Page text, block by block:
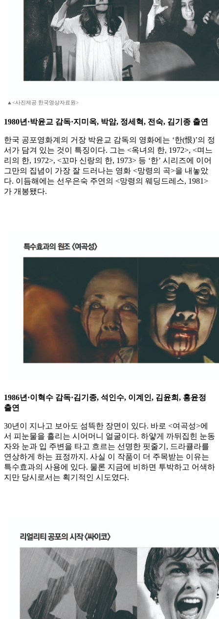
▲<사진제공 한국영상자료원>
1980년·박윤교 감독·지미옥, 박암, 정세혁, 전숙, 김기종 출연
한국 공포영화계의 거장 박윤교 감독의 영화에는 ‘한(恨)’의 정
서가 담겨 있는 것이 특징이다. 그는 <옥녀의 한, 1972>, <며느
리의 한, 1972>, <꼬마 신랑의 한, 1973> 등 ‘한’ 시리즈에 이어
그만의 집념이 가장 잘 드러나는 영화 <망령의 곡>을 내놓았
다. 이듬해에는 선우은숙 주연의 <망령의 웨딩드레스, 1981>
가 개봉됐다.
1986년·이혁수 감독·김기종, 석인수, 이계인, 김윤희, 홍윤정
출연
30년이 지나고 보아도 섬뜩한 장면이 있다. 바로 <여곡성>에
서 피눈물을 흘리는 시어머니 얼굴이다. 하얗게 까뒤집힌 눈동
자와 눈과 입 주변을 타고 흐르는 선명한 핏줄기, 드라큘라를
연상하게 하는 표정까지. 사실 이 작품이 더 주목받는 이유는
특수효과의 사용에 있다. 물론 지금에 비하면 투박하고 어색하
지만 당시로서는 획기적인 시도였다.